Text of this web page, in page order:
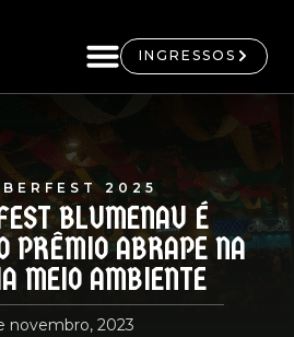
INGRESSOS
2025
BLUMENAU É
PRÊMIO ABRAPE NA
MEIO AMBIENTE
novembro, 2023